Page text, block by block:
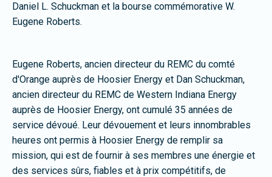
Daniel L. Schuckman et la bourse commémorative W.
Eugene Roberts.
Eugene Roberts, ancien directeur du REMC du comté
d'Orange auprès de Hoosier Energy et Dan Schuckman,
ancien directeur du REMC de Western Indiana Energy
auprès de Hoosier Energy, ont cumulé 35 années de
service dévoué. Leur dévouement et leurs innombrables
heures ont permis à Hoosier Energy de remplir sa
mission, qui est de fournir à ses membres une énergie et
des services sûrs, fiables et à prix compétitifs, de